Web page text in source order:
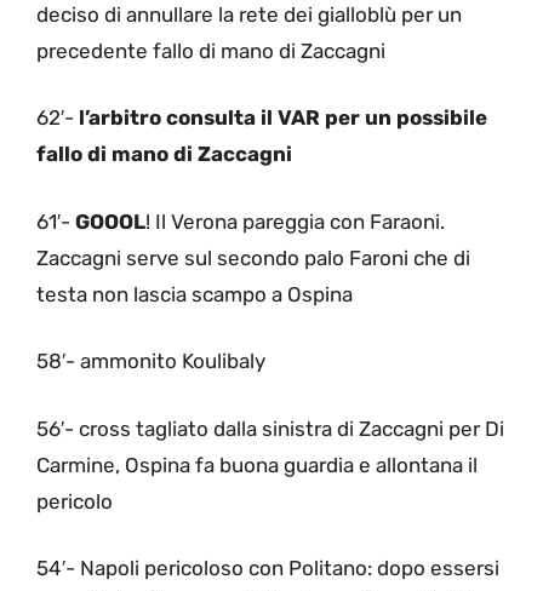
deciso di annullare la rete dei gialloblù per un
precedente fallo di mano di Zaccagni
62′- l’arbitro consulta il VAR per un possibile
fallo di mano di Zaccagni
61′- GOOOL! Il Verona pareggia con Faraoni.
Zaccagni serve sul secondo palo Faroni che di
testa non lascia scampo a Ospina
58′- ammonito Koulibaly
56′- cross tagliato dalla sinistra di Zaccagni per Di
Carmine, Ospina fa buona guardia e allontana il
pericolo
54′- Napoli pericoloso con Politano: dopo essersi